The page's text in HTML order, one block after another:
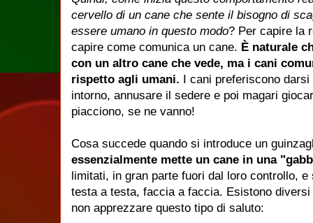
cervello di un cane che sente il bisogno di
essere umano in questo modo? Per capire la
capire come comunica un cane. È naturale
con un altro cane che vede, ma i cani
rispetto agli umani. I cani preferiscono
intorno, annusare il sedere e poi magari
piacciono, se ne vanno!
Cosa succede quando si introduce un
essenzialmente mette un cane in una
limitati, in gran parte fuori dal loro controllo,
testa a testa, faccia a faccia. Esistono
non apprezzare questo tipo di saluto: